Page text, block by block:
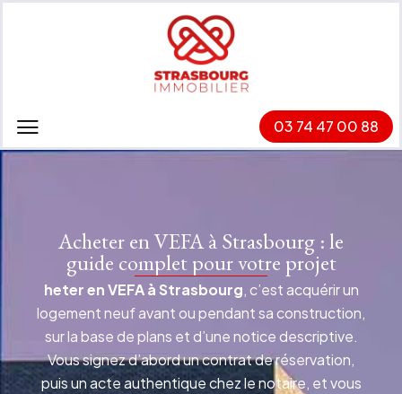
03 74 47 00 88
Acheter en VEFA à Strasbourg : le
guide complet pour votre projet
heter en VEFA à Strasbourg, c’est acquérir un
logement neuf avant ou pendant sa construction,
sur la base de plans et d’une notice descriptive.
Vous signez d’abord un contrat de réservation,
puis un acte authentique chez le notaire, et vous